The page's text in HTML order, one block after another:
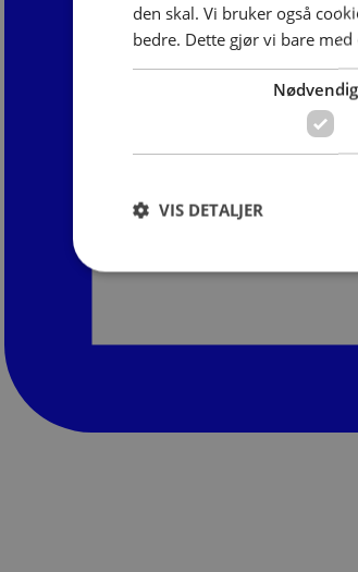
den skal. Vi bruker også
bedre. Dette gjør vi bare
VIS DETALJER